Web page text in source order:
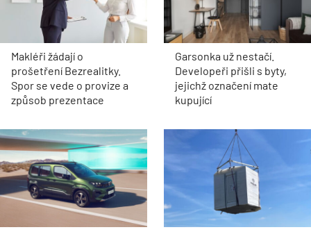
Makléři žádají o
prošetření Bezrealitky.
Spor se vede o provize a
způsob prezentace
Garsonka už nestačí.
Developeři přišli s byty,
jejichž označení mate
kupující